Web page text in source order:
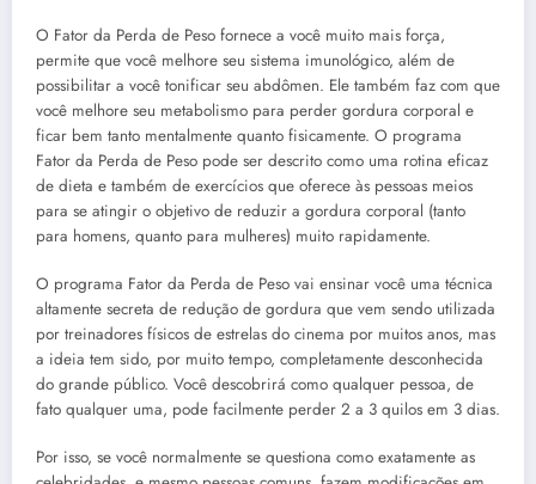
O Fator da Perda de Peso fornece a você muito mais força,
permite que você melhore seu sistema imunológico, além de
possibilitar a você tonificar seu abdômen. Ele também faz com que
você melhore seu metabolismo para perder gordura corporal e
ficar bem tanto mentalmente quanto fisicamente. O programa
Fator da Perda de Peso pode ser descrito como uma rotina eficaz
de dieta e também de exercícios que oferece às pessoas meios
para se atingir o objetivo de reduzir a gordura corporal (tanto
para homens, quanto para mulheres) muito rapidamente.
O programa Fator da Perda de Peso vai ensinar você uma técnica
altamente secreta de redução de gordura que vem sendo utilizada
por treinadores físicos de estrelas do cinema por muitos anos, mas
a ideia tem sido, por muito tempo, completamente desconhecida
do grande público. Você descobrirá como qualquer pessoa, de
fato qualquer uma, pode facilmente perder 2 a 3 quilos em 3 dias.
Por isso, se você normalmente se questiona como exatamente as